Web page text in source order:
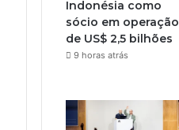
Indonésia como
sócio em operação
de US$ 2,5 bilhões
9 horas atrás